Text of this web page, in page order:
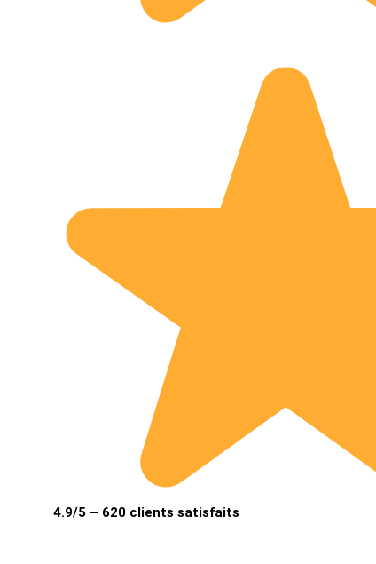
4.9/5 – 620 clients satisfaits